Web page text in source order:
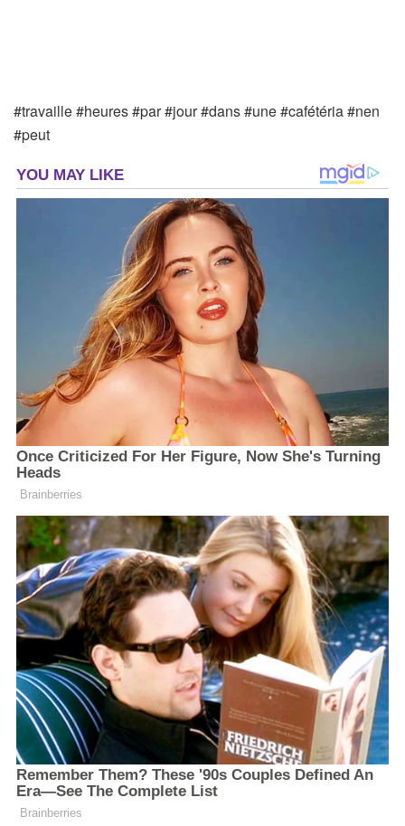
#travaille #heures #par #jour #dans #une #cafétéria #nen
#peut